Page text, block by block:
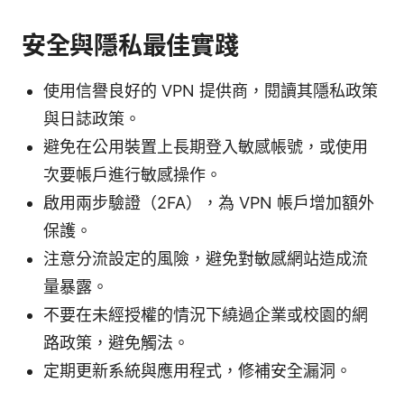
安全與隱私最佳實踐
使用信譽良好的 VPN 提供商，閱讀其隱私政策
與日誌政策。
避免在公用裝置上長期登入敏感帳號，或使用
次要帳戶進行敏感操作。
啟用兩步驗證（2FA），為 VPN 帳戶增加額外
保護。
注意分流設定的風險，避免對敏感網站造成流
量暴露。
不要在未經授權的情況下繞過企業或校園的網
路政策，避免觸法。
定期更新系統與應用程式，修補安全漏洞。